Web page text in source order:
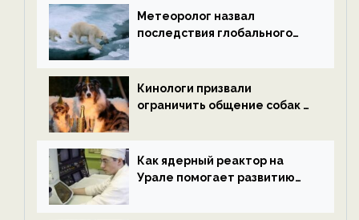
Метеоролог назвал
последствия глобального
ECOportal
Кинологи призвали
ограничить общение собак с
ECOportal
Как ядерный реактор на
Урале помогает развитию